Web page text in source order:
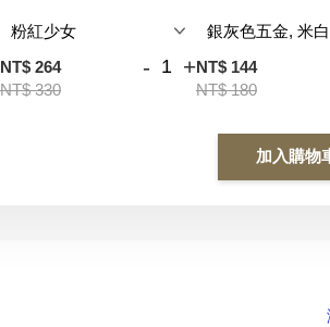
NT$ 264
NT$ 330
- +NT$ 144
NT$ 180
加入購物